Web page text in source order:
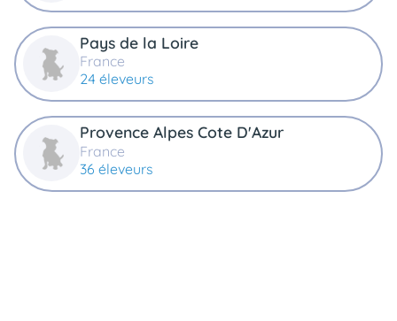
Pays de la Loire
France
24 éleveurs
Provence Alpes Cote D'Azur
France
36 éleveurs